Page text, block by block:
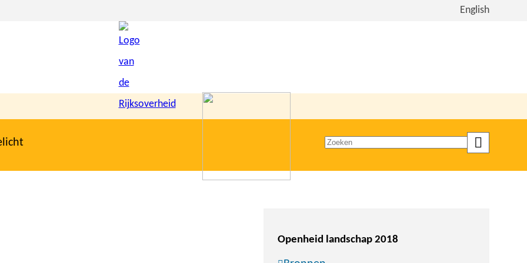
Bekijk
English
Zoeken
Openheid landschap 2018